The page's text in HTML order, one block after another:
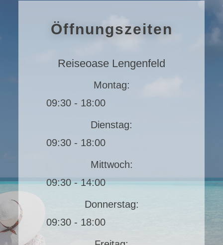
Öffnungszeiten
Reiseoase Lengenfeld
Montag:
09:30 - 18:00
Dienstag:
09:30 - 18:00
Mittwoch:
09:30 - 14:00
Donnerstag:
09:30 - 18:00